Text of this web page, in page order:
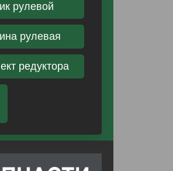
рулевой
рулевая
редуктора